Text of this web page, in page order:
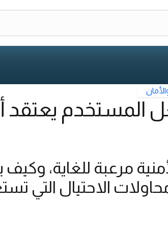
المستخدم يعتقد
مرعبة للغاية،
الاحتيال التي